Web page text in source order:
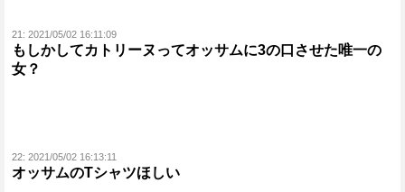
21: 2021/05/02 16:11:09
もしかしてカトリーヌってオッサムに3の口させた唯一の
女？
22: 2021/05/02 16:13:11
オッサムのTシャツほしい